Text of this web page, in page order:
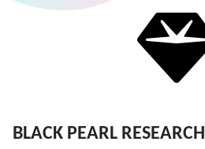
BLACK PEARL RESEARCH